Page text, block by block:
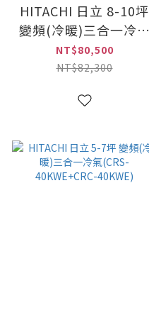
HITACHI 日立 8-10坪
變頻(冷暖)三合一冷氣
(CRS-63QWE+CRC-
63QWE)
NT$80,500
NT$82,300